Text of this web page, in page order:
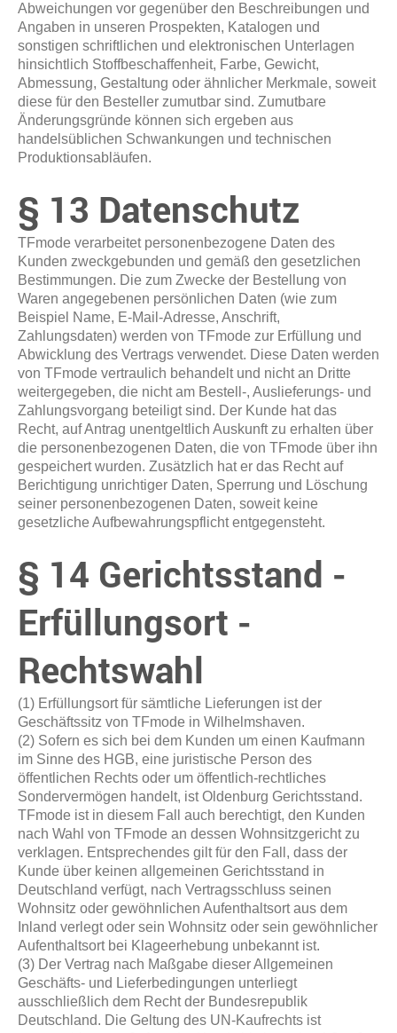
Abweichungen vor gegenüber den Beschreibungen und
Angaben in unseren Prospekten, Katalogen und
sonstigen schriftlichen und elektronischen Unterlagen
hinsichtlich Stoffbeschaffenheit, Farbe, Gewicht,
Abmessung, Gestaltung oder ähnlicher Merkmale, soweit
diese für den Besteller zumutbar sind. Zumutbare
Änderungsgründe können sich ergeben aus
handelsüblichen Schwankungen und technischen
Produktionsabläufen.
§ 13 Datenschutz
TFmode verarbeitet personenbezogene Daten des
Kunden zweckgebunden und gemäß den gesetzlichen
Bestimmungen. Die zum Zwecke der Bestellung von
Waren angegebenen persönlichen Daten (wie zum
Beispiel Name, E-Mail-Adresse, Anschrift,
Zahlungsdaten) werden von TFmode zur Erfüllung und
Abwicklung des Vertrags verwendet. Diese Daten werden
von TFmode vertraulich behandelt und nicht an Dritte
weitergegeben, die nicht am Bestell-, Auslieferungs- und
Zahlungsvorgang beteiligt sind. Der Kunde hat das
Recht, auf Antrag unentgeltlich Auskunft zu erhalten über
die personenbezogenen Daten, die von TFmode über ihn
gespeichert wurden. Zusätzlich hat er das Recht auf
Berichtigung unrichtiger Daten, Sperrung und Löschung
seiner personenbezogenen Daten, soweit keine
gesetzliche Aufbewahrungspflicht entgegensteht.
§ 14 Gerichtsstand -
Erfüllungsort -
Rechtswahl
(1) Erfüllungsort für sämtliche Lieferungen ist der
Geschäftssitz von TFmode in Wilhelmshaven.
(2) Sofern es sich bei dem Kunden um einen Kaufmann
im Sinne des HGB, eine juristische Person des
öffentlichen Rechts oder um öffentlich-rechtliches
Sondervermögen handelt, ist Oldenburg Gerichtsstand.
TFmode ist in diesem Fall auch berechtigt, den Kunden
nach Wahl von TFmode an dessen Wohnsitzgericht zu
verklagen. Entsprechendes gilt für den Fall, dass der
Kunde über keinen allgemeinen Gerichtsstand in
Deutschland verfügt, nach Vertragsschluss seinen
Wohnsitz oder gewöhnlichen Aufenthaltsort aus dem
Inland verlegt oder sein Wohnsitz oder sein gewöhnlicher
Aufenthaltsort bei Klageerhebung unbekannt ist.
(3) Der Vertrag nach Maßgabe dieser Allgemeinen
Geschäfts- und Lieferbedingungen unterliegt
ausschließlich dem Recht der Bundesrepublik
Deutschland. Die Geltung des UN-Kaufrechts ist